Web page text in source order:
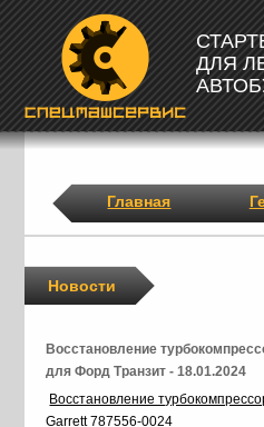
ДЛЯ
Главная
Новости
Восстановление
для Форд Транзит - 18.01.2024
Восстановление
Garrett 787556-0024